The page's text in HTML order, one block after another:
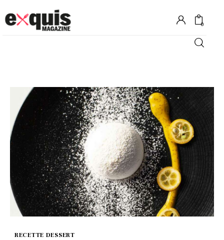
0
Gastronomie
Recettes
Shopping
Évènements
RECETTE DESSERT